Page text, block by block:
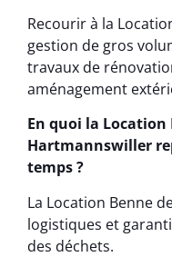
Recourir à la
gestion de gros
travaux de
aménagement
En quoi la
Hartmannswiller
temps ?
La Location Benne
logistiques et
des déchets.